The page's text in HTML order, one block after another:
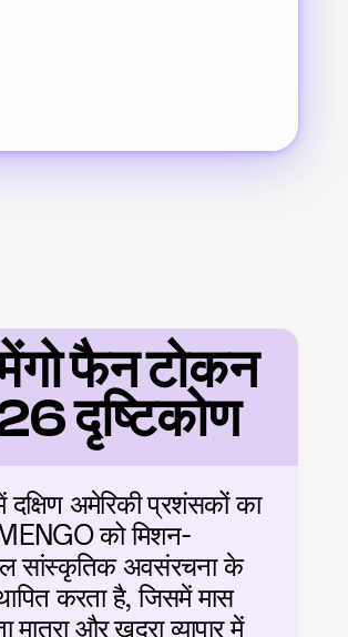
फैन टोकन
दृष्टिकोण
अमेरिकी प्रशंसकों का
को मिशन-
सांस्कृतिक अवसंरचना के
करता है, जिसमें मास
मात्रा और खुदरा व्यापार में